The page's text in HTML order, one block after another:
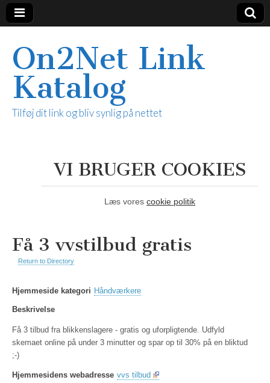
On2Net Link
Katalog
Tilføj dit link og bliv synlig på nettet
VI BRUGER COOKIES
Læs vores cookie politik
Få 3 vvstilbud gratis
Return to Directory
Hjemmeside kategori Håndværkere
Beskrivelse
Få 3 tilbud fra blikkenslagere - gratis og uforpligtende. Udfyld
skemaet online på under 3 minutter og spar op til 30% på en bliktud
;-)
Hjemmesidens webadresse vvs tilbud